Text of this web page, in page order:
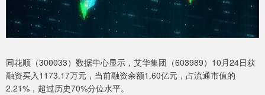
同花顺（300033）数据中心显示，艾华集团（603989）10月24日获
融资买入1173.17万元，当前融资余额1.60亿元，占流通市值的
2.21%，超过历史70%分位水平。